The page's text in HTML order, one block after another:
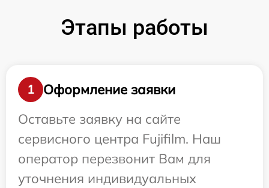
Этапы работы
1
Оформление заявки
Оставьте заявку на сайте
сервисного центра Fujifilm. Наш
оператор перезвонит Вам для
уточнения индивидуальных